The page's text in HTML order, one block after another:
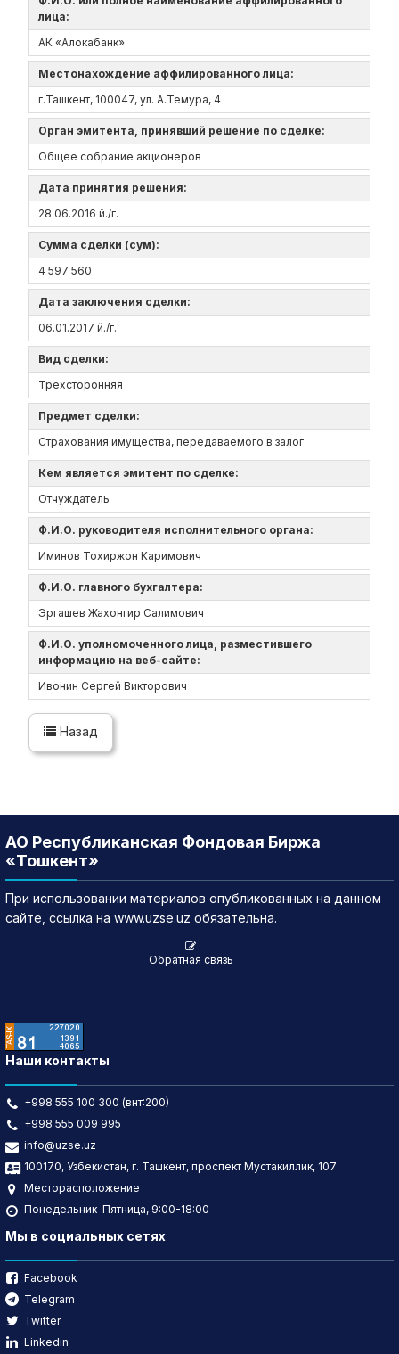
лица:
АК «Алокабанк»
Местонахождение аффилированного лица:
г.Ташкент, 100047, ул. А.Темура, 4
Орган эмитента, принявший решение по сделке:
Общее собрание акционеров
Дата принятия решения:
28.06.2016 й./г.
Сумма сделки (сум):
4 597 560
Дата заключения сделки:
06.01.2017 й./г.
Вид сделки:
Трехсторонняя
Предмет сделки:
Страхования имущества, передаваемого в залог
Кем является эмитент по сделке:
Отчуждатель
Ф.И.О. руководителя исполнительного органа:
Иминов Тохиржон Каримович
Ф.И.О. главного бухгалтера:
Эргашев Жахонгир Салимович
Ф.И.О. уполномоченного лица, разместившего
информацию на веб-сайте:
Ивонин Сергей Викторович
Назад
АО Республиканская Фондовая Биржа
«Тошкент»
При использовании материалов опубликованных на данном
сайте, ссылка на www.uzse.uz обязательна.
Обратная связь
Наши контакты
+998 555 100 300 (внт:200)
+998 555 009 995
info@uzse.uz
100170, Узбекистан, г. Ташкент, проспект Мустакиллик, 107
Месторасположение
Понедельник-Пятница, 9:00-18:00
Мы в социальных сетях
Facebook
Telegram
Twitter
Linkedin